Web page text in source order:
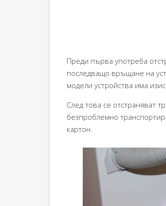
Преди първа употреба
последващо връщане на
модели устройства има
След това се отстраняват
безпроблемно
картон.